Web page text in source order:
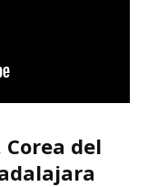
del